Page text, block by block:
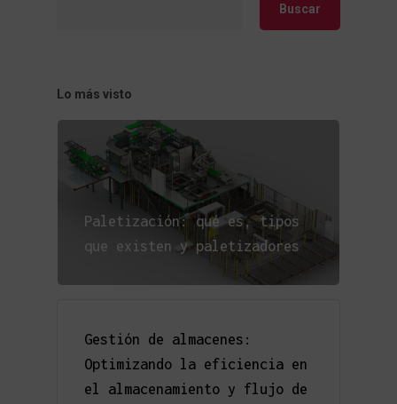
Buscar
Lo más visto
Paletización: qué es, tipos
que existen y paletizadores
Gestión de almacenes:
Optimizando la eficiencia en
el almacenamiento y flujo de